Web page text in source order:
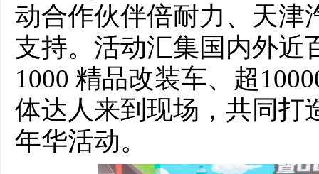
动合作伙伴倍耐力、天津
支持。活动汇集国内外近
1000 精品改装车、超
体达人来到现场，共同打
年华活动。